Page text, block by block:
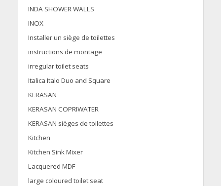
INDA SHOWER WALLS
INOX
Installer un siège de toilettes
instructions de montage
irregular toilet seats
Italica Italo Duo and Square
KERASAN
KERASAN COPRIWATER
KERASAN sièges de toilettes
Kitchen
Kitchen Sink Mixer
Lacquered MDF
large coloured toilet seat